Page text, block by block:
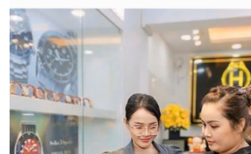
CẢM ƠN QUÝ KHÁCH ĐÃ TIN TƯỞNG
CẢM ƠN QUÝ KHÁCH ĐÃ TIN TƯỞNG
HWATCH CHUYÊN NHẬP KHẨU và
LOẠI ĐỒNG HỒ CHÍNH HÃNG.